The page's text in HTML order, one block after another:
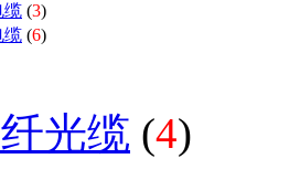
缆 (3)
缆 (6)
光缆 (4)